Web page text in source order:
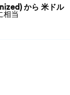
から 米ドル
相当